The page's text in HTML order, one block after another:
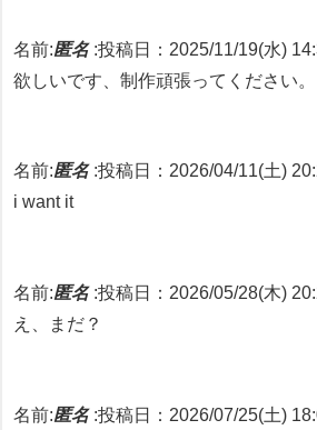
名前:匿名:投稿日：2025/11/19(水)
欲しいです、制作頑張ってください。
名前:匿名:投稿日：2026/04/11(土)
i want it
名前:匿名:投稿日：2026/05/28(木)
え、まだ？
名前:匿名:投稿日：2026/07/25(土)